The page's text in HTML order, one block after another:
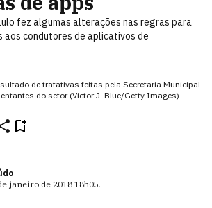
fez algumas alterações nas regras para
aos condutores de aplicativos de
de tratativas feitas pela Secretaria Municipal
do setor (Victor J. Blue/Getty Images)
janeiro de 2018 18h05.